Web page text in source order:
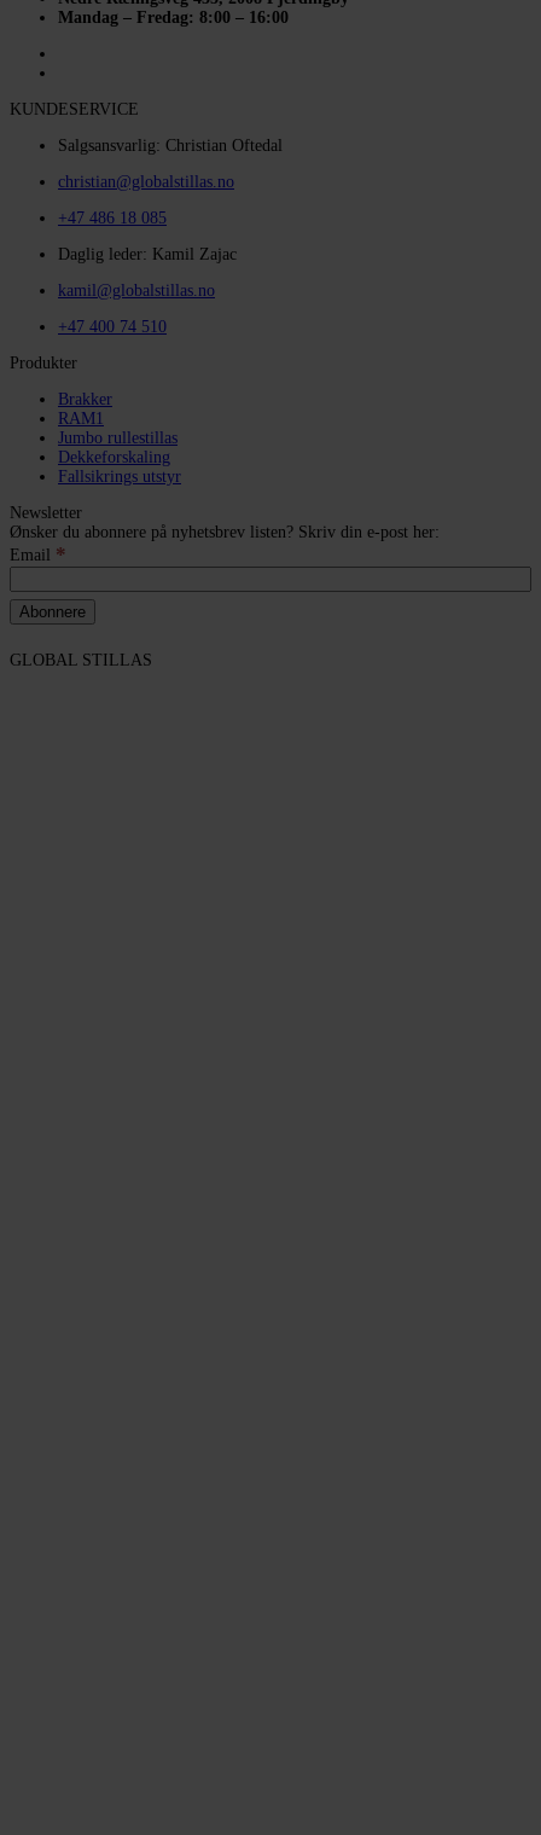
Mandag – Fredag: 8:00 – 16:00
KUNDESERVICE
Salgsansvarlig: Christian Oftedal
christian@globalstillas.no
+47 486 18 085
Daglig leder: Kamil Zajac
kamil@globalstillas.no
+47 400 74 510
Produkter
Brakker
RAM1
Jumbo rullestillas
Dekkeforskaling
Fallsikrings utstyr
Newsletter
Ønsker du abonnere på nyhetsbrev listen? Skriv din e-post her:
Email *
GLOBAL STILLAS